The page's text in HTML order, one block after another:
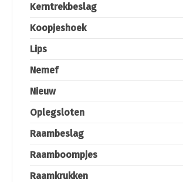
Kerntrekbeslag
Koopjeshoek
Lips
Nemef
Nieuw
Oplegsloten
Raambeslag
Raamboompjes
Raamkrukken